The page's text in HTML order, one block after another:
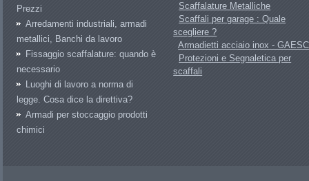
Prezzi
Arredamenti industriali, armadi
metallici, Banchi da lavoro
Fissaggio scaffalature: quando è
necessario
Luoghi di lavoro a norma di
legge. Cosa dice la direttiva?
Armadi per stoccaggio prodotti
chimici
Scaffalature Metalliche
Scaffali per garage : Quale
scegliere ?
Armadietti acciaio inox -
Protezioni e Segnaletica per
scaffali